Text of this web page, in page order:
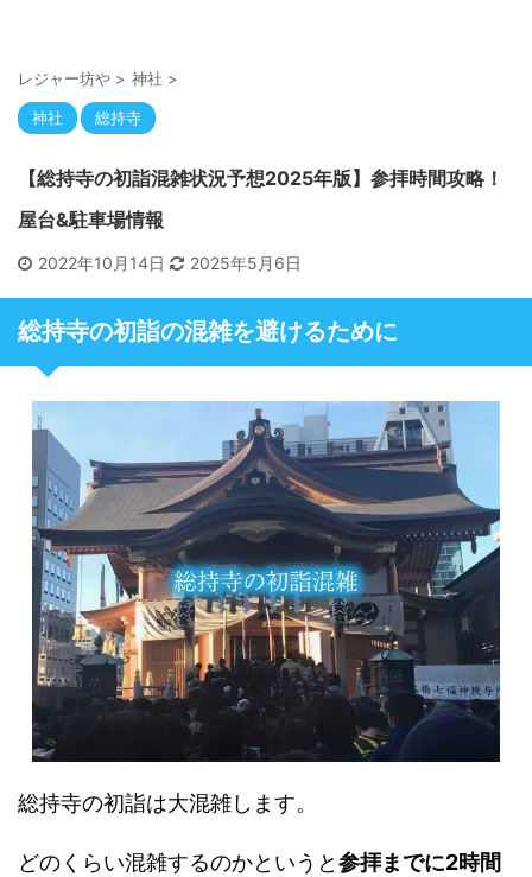
レジャー坊や > 神社 >
神社 総持寺
【総持寺の初詣混雑状況予想2025年版】参拝時間攻略！
屋台&駐車場情報
2022年10月14日 2025年5月6日
総持寺の初詣の混雑を避けるために
総持寺の初詣は大混雑します。
どのくらい混雑するのかというと参拝までに2時間